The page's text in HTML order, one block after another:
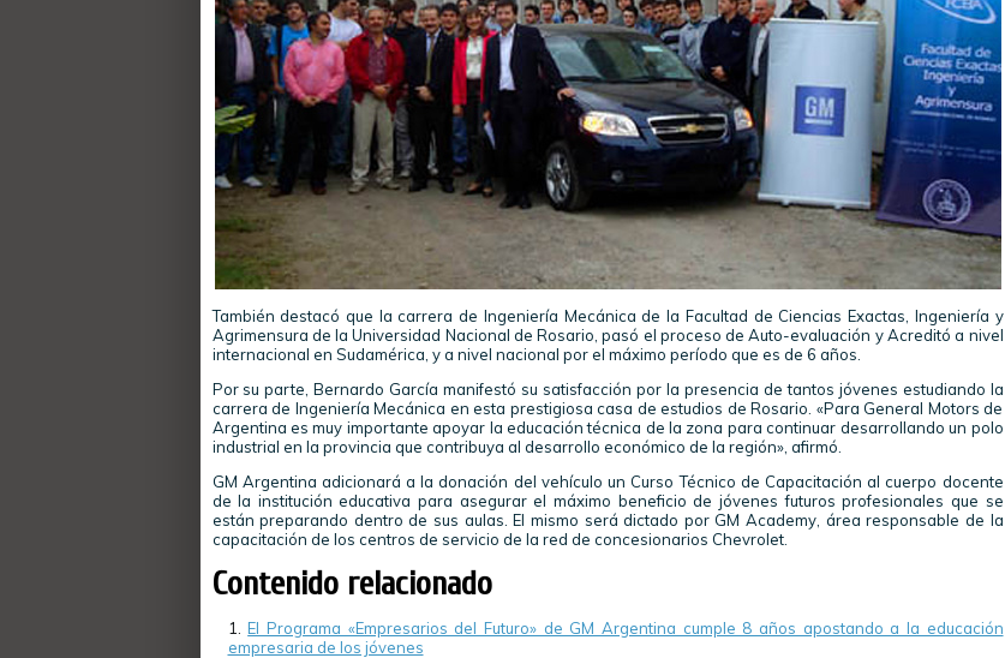
También destacó que la carrera de Ingeniería Mecánica de la Facultad de Ciencias Exactas, Ingeniería y
Agrimensura de la Universidad Nacional de Rosario, pasó el proceso de Auto-evaluación y Acreditó a nivel
internacional en Sudamérica, y a nivel nacional por el máximo período que es de 6 años.
Por su parte, Bernardo García manifestó su satisfacción por la presencia de tantos jóvenes estudiando la
carrera de Ingeniería Mecánica en esta prestigiosa casa de estudios de Rosario. «Para General Motors de
Argentina es muy importante apoyar la educación técnica de la zona para continuar desarrollando un polo
industrial en la provincia que contribuya al desarrollo económico de la región», afirmó.
GM Argentina adicionará a la donación del vehículo un Curso Técnico de Capacitación al cuerpo docente
de la institución educativa para asegurar el máximo beneficio de jóvenes futuros profesionales que se
están preparando dentro de sus aulas. El mismo será dictado por GM Academy, área responsable de la
capacitación de los centros de servicio de la red de concesionarios Chevrolet.
Contenido relacionado
El Programa «Empresarios del Futuro» de GM Argentina cumple 8 años apostando a la educación
empresaria de los jóvenes